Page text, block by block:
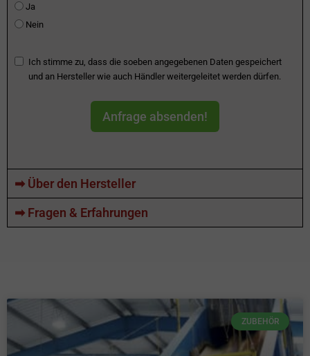
Ja
Nein
Ich stimme zu, dass die soeben angegebenen Daten gespeichert
und an Hersteller wie auch Händler weitergeleitet werden dürfen.
Anfrage absenden!
➡ Über den Hersteller
➡ Fragen & Erfahrungen
ZUBEHÖR